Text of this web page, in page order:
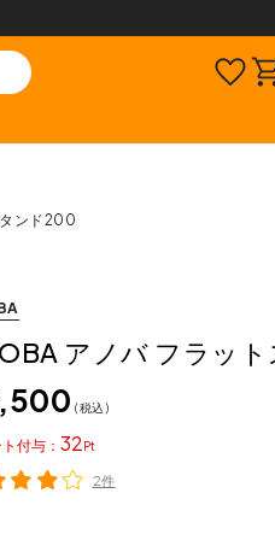
ンド200
アノバ フラッ
税込
32
2件